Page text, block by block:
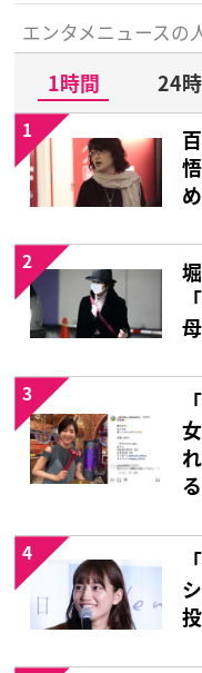
エンタメニュースの
1時間 24
め
1
母
2
3
4